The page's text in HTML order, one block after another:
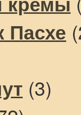
Пасхе
(3)